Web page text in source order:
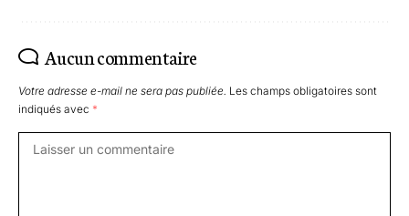
Aucun commentaire
Votre adresse e-mail ne sera pas publiée. Les champs obligatoires sont
indiqués avec *